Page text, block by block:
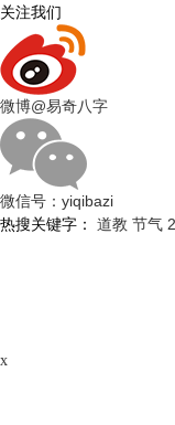
关注我们
微博@易奇八字
微信号： yiqibazi
热搜关键字： 道教 节气
x